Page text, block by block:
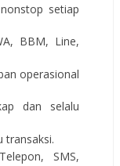
setiap
BBM, Line,
operasional
dan selalu
transaksi.
SMS,